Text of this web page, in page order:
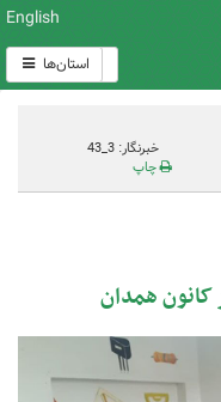
English
استان‌ها
خبرنگار: 3_43
چاپ
کانون همدان